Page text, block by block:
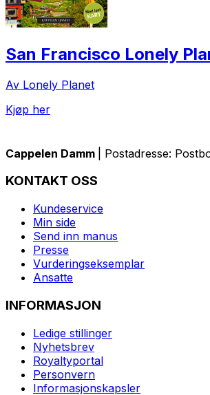
San Francisco Lonely
Av Lonely Planet
Kjøp her
Cappelen Damm | Postadresse:
KONTAKT OSS
Kundeservice
Min side
Send inn manus
Presse
Vurderingseksemplar
Ansatte
INFORMASJON
Ledige stillinger
Nyhetsbrev
Royaltyportal
Personvern
Informasjonskapsler